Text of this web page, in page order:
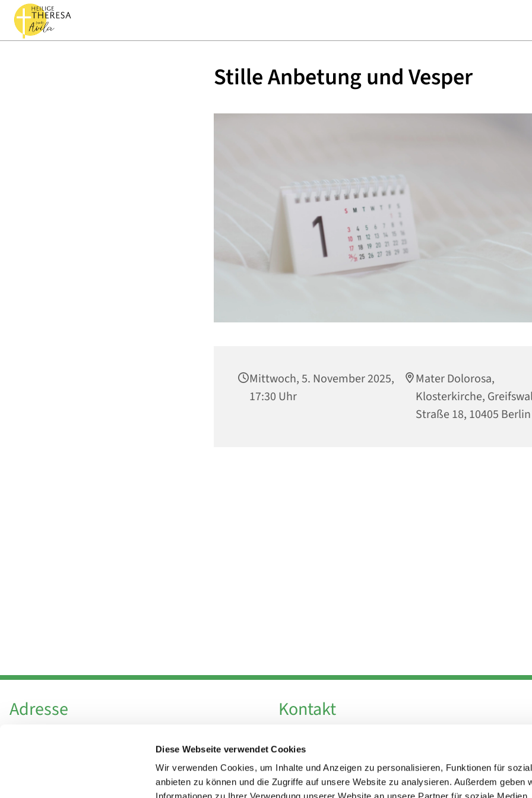
Diese Webseite verwendet Cookies
Wir verwenden Cookies, um Inhalte und Anzeigen zu personalisieren, Funktionen für
anbieten zu können und die Zugriffe auf unsere Website zu analysieren. Außerdem geben
Stille Anbetung und Vesper
Mittwoch, 5. November 2025,
17:30 Uhr
Mater Dolorosa,
Klosterkirche,
Straße 18, 10405 Berlin
Adresse
Hl. Theresa von Avila Berlin Nordost
Leitender Pfarrer - Norbert Pomplun
Kontakt
Fax +49 30 924 54 18
E-Mailinfo@theresa-von-avila-berlin.de